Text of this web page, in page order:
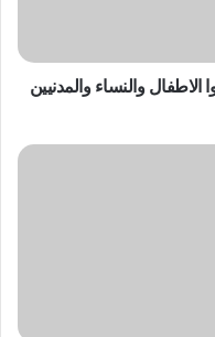
الاطفال والنساء والمدنيين